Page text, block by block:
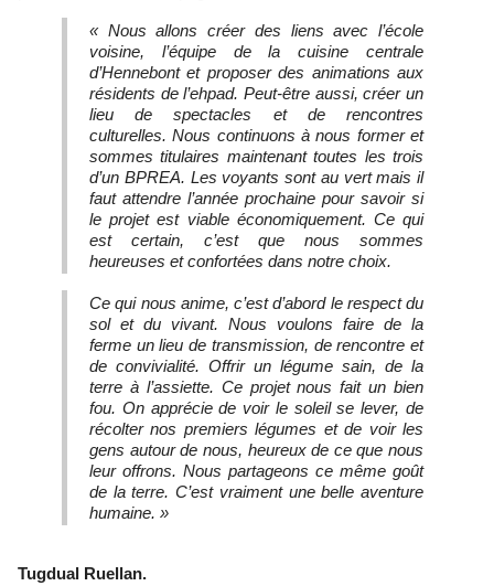
« Nous allons créer des liens avec l’école
voisine, l’équipe de la cuisine centrale
d’Hennebont et proposer des animations aux
résidents de l’ehpad. Peut-être aussi, créer un
lieu de spectacles et de rencontres
culturelles.Nous continuons à nous former et
sommes titulaires maintenant toutes les trois
d’un BPREA. Les voyants sont au vert mais il
faut attendre l’année prochaine pour savoir si
le projet est viable économiquement. Ce qui
est certain, c’est que nous sommes
heureuses et confortées dans notre choix.
Ce qui nous anime, c’est d’abord le respect du
sol et du vivant. Nous voulons faire de la
ferme un lieu de transmission, de rencontre et
de convivialité. Offrir un légume sain, de la
terre à l’assiette. Ce projet nous fait un bien
fou. On apprécie de voir le soleil se lever, de
récolter nos premiers légumes et de voir les
gens autour de nous, heureux de ce que nous
leur offrons. Nous partageons ce même goût
de la terre. C’est vraiment une belle aventure
humaine. »
Tugdual Ruellan.